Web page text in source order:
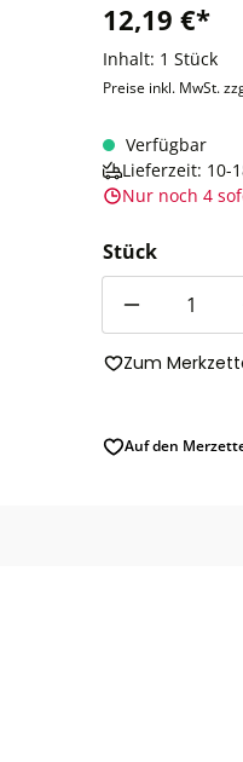
12,19 €*
Inhalt: 1 Stück
Preise inkl. MwSt.
Verfügbar
Lieferzeit: 10-
Nur noch 4
Stück
Zum
Auf den